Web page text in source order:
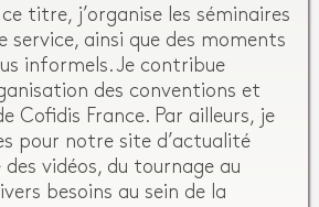
titre, j’organise les séminaires
service, ainsi que des moments
informels. Je contribue
des conventions et
Cofidis France. Par ailleurs, je
pour notre site d’actualité
vidéos, du tournage au
besoins au sein de la